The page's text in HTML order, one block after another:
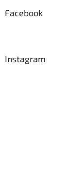
Facebook
Instagram